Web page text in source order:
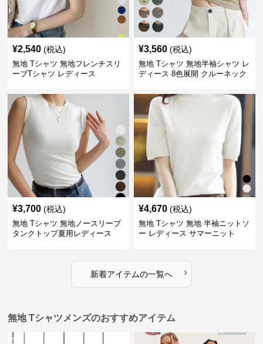
¥2,540 (税込)
無地 Tシャツ 無地フレンチスリ
ーブTシャツ レディース
¥3,560 (税込)
無地 Tシャツ 無地半袖シャツ レ
ディース 8色展開 クルーネック
¥3,700 (税込)
無地 Tシャツ 無地ノースリーブ
タンクトップ夏用レディース
¥4,670 (税込)
無地 Tシャツ 無地 半袖ニットソ
ー レディース サマーニット
新着アイテムの一覧へ ›
無地 Tシャツメンズのおすすめアイテム